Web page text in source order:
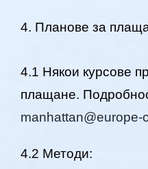
4. Планове за
4.1 Някои курсове
плащане.
manhattan@europe-
4.2 Методи: